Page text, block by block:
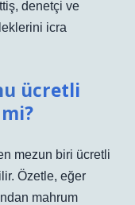
denetçi ve
icra
ücretli
mezun biri ücretli
Özetle, eğer
mahrum